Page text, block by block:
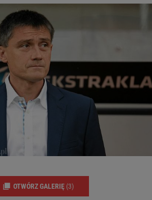
OTWÓRZ GALERIĘ (3)